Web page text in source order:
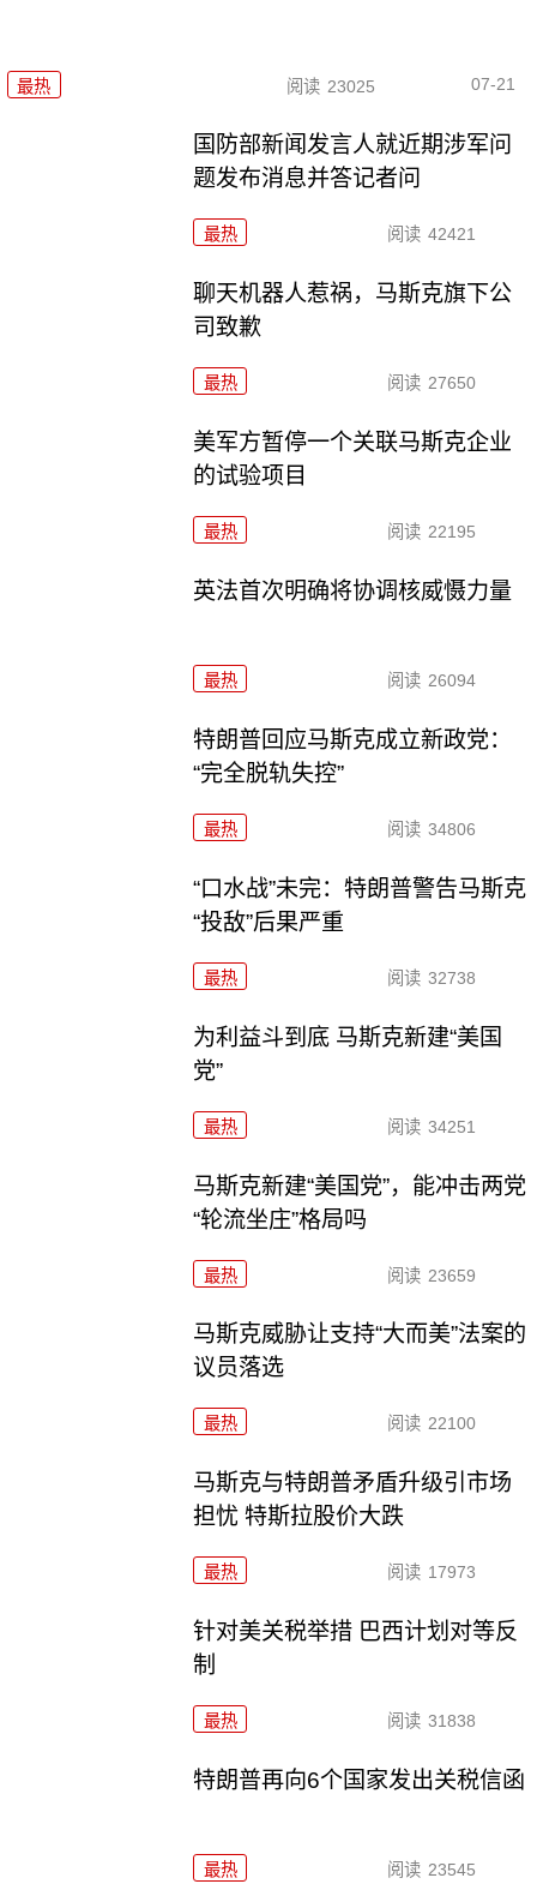
最热 阅读 23025 07-21
国防部新闻发言人就近期涉军问
题发布消息并答记者问
最热 阅读 42421
聊天机器人惹祸，马斯克旗下公
司致歉
最热 阅读 27650
美军方暂停一个关联马斯克企业
的试验项目
最热 阅读 22195
英法首次明确将协调核威慑力量
最热 阅读 26094
特朗普回应马斯克成立新政党：
“完全脱轨失控”
最热 阅读 34806
“口水战”未完：特朗普警告马斯克
“投敌”后果严重
最热 阅读 32738
为利益斗到底 马斯克新建“美国
党”
最热 阅读 34251
马斯克新建“美国党”，能冲击两党
“轮流坐庄”格局吗
最热 阅读 23659
马斯克威胁让支持“大而美”法案的
议员落选
最热 阅读 22100
马斯克与特朗普矛盾升级引市场
担忧 特斯拉股价大跌
最热 阅读 17973
针对美关税举措 巴西计划对等反
制
最热 阅读 31838
特朗普再向6个国家发出关税信函
最热 阅读 23545